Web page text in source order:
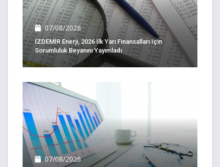
07/08/2026
İZDEMİR Enerji, 2026 Ilk Yarı Finansalları Için
Sorumluluk Beyanını Yayımladı
07/08/2026